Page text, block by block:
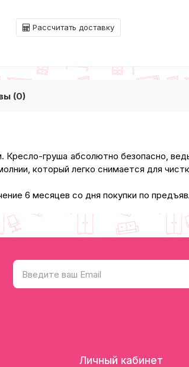
Рассчитать доставку
(0)
груша абсолютно безопасно,
который легко снимается для
6 месяцев со дня покупки по
Личный кабинет